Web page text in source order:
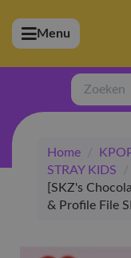
(Artiesten)
(Merchandise)
(Exclusive)
(Winkel)
Menu
Zoeken
Home /
STRAY KIDS
/
[SKZ's
& Profile File